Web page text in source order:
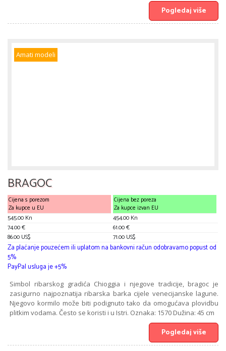
Pogledaj više
Amati modeli
BRAGOC
Cijena s porezom
Za kupce u EU
545.00 Kn
74.00 €
86.00 US$
Cijena bez poreza
Za kupce izvan EU
454.00 Kn
61.00 €
71.00 US$
Za plaćanje pouzećem ili uplatom na bankovni račun odobravamo popust od
5%
PayPal usluga je +5%
Simbol ribarskog gradića Chioggia i njegove tradicije, bragoc je
zasigurno najpoznatija ribarska barka cijele venecijanske lagune.
Njegovo kormilo može biti podignuto tako da omogućava plovidbu
plitkim vodama. Često se koristi i u Istri. Oznaka: 1570 Dužina: 45 cm
Pogledaj više